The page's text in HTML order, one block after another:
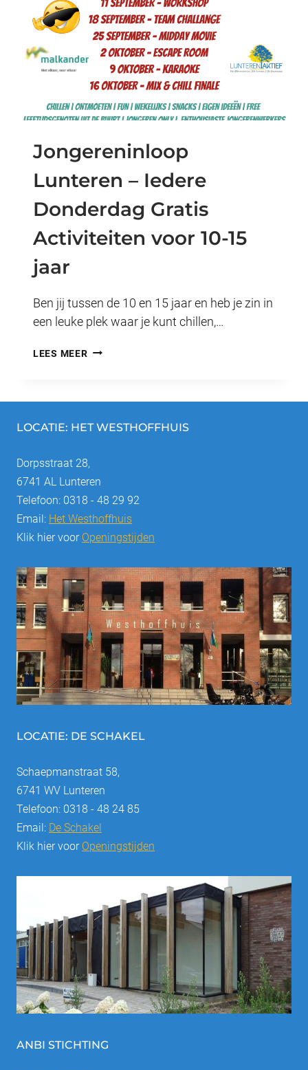
Jongereninloop
Lunteren – Iedere
Donderdag Gratis
Activiteiten voor 10-15
jaar
Ben jij tussen de 10 en 15 jaar en heb je zin in
een leuke plek waar je kunt chillen,…
LEES MEERJONGERENINLOOP
DONDERDAG
ACTIVITEITEN
VOOR
10-
15
JAAR
LOCATIE: HET WESTHOFFHUIS
Dorpsstraat 28,
6741 AL Lunteren
Telefoon: 0318 - 48 29 92
Email: Het Westhoffhuis
Klik hier voor Openingstijden
LOCATIE: DE SCHAKEL
Schaepmanstraat 58,
6741 WV Lunteren
Telefoon: 0318 - 48 24 85
Email: De Schakel
Klik hier voor Openingstijden
ANBI STICHTING